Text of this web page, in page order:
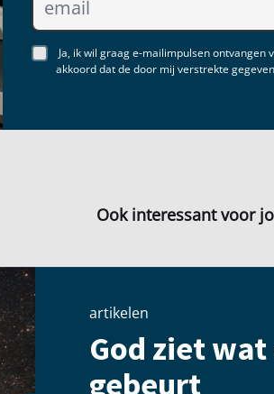
Ja, ik wil graag e-mailimpulsen ontvangen
akkoord dat de door mij verstrekte
Ook interessant voor
artikelen
God ziet
gebeurt